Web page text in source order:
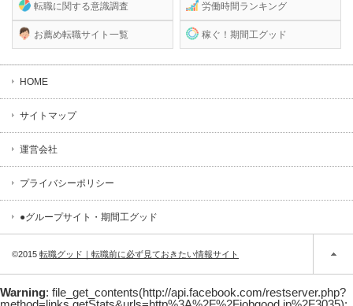
転職に関する意識調査
お薦め転職サイト一覧
労働時間ランキング
稼ぐ！期間工グッド
HOME
サイトマップ
運営会社
プライバシーポリシー
●グループサイト・期間工グッド
©2015 転職グッド｜転職前に必ず見ておきたい情報サイト
Warning: file_get_contents(http://api.facebook.com/restserver.php?